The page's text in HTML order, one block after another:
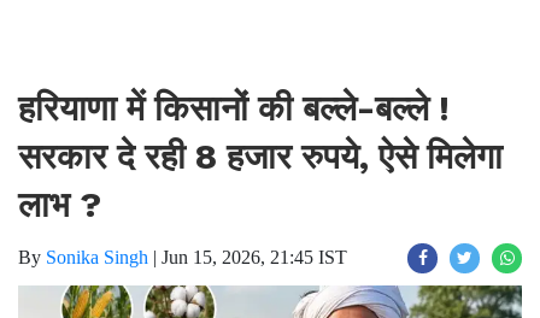
हरियाणा में किसानों की बल्ले-बल्ले !
सरकार दे रही 8 हजार रुपये, ऐसे मिलेगा
लाभ ?
By Sonika Singh | Jun 15, 2026, 21:45 IST